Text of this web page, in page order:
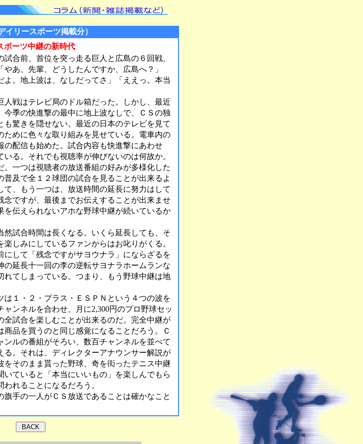
リースポーツ掲載分）
ーツ中継の新時代
合前、首位を突っ走る巨人と広島の６回戦、
あ、先輩、どうしたんですか、広島へ？」
よ。地上波は、なしだってさ」「ええっ。本当
戦はテレビ局のドル箱だった。しかし、最近
今季の快進撃の最中に地上波なしで、ＣＳの独
も驚きを隠せない。最近の日本のテレビを見て
ために色々な取り組みを見せている。電車内の
の配信も始めた。試合内容も快進撃にあわせ
る。それでも視聴率が伸びないのは何故か。
。一つは視聴者の放送番組の好みが多様化した
普及で全１２球団の試合を見ることが出来るよ
て、もう一つは、放送時間の延長に努力はして
念ですが、最後までお伝えすることが出来ませ
を伝えられないアホな野球中継が続いているか
試合時間は長くなる。いくら延長しても、そ
しみにしているファンからはお叱りがくる。
にして「残念ですがサヨウナラ」にならざるを
の延長十一回の李の逆転サヨナラホームランな
れてしまっている。つまり、もう野球中継は地
１・２・プラス・ＥＳＰＮという４つの波を
ンネルを合わせ、月に2,300円のプロ野球セッ
全試合を楽しむことが出来るのだ。完全中継が
品を買うのと同じ感覚になることだろう。Ｃ
ンルの番組がそろい、数百チャンネルを並べて
る。それは、ディレクターアナウンサー解説が
をそのまま貰った野球、奇を衒ったテニス中継
ていると「本当にいいもの」を楽しんでもら
れることになるだろう。
旗手の一人がＣＳ放送であることは確かなこと